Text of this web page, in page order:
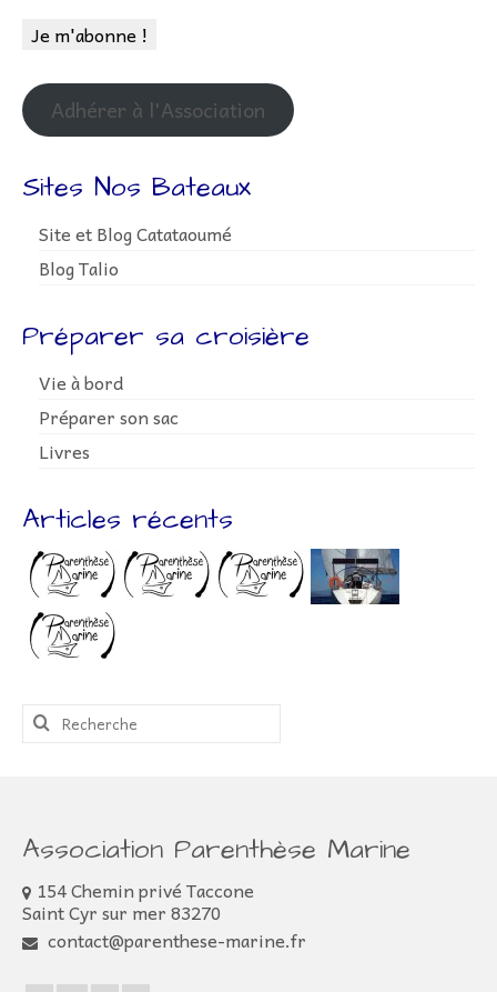
Adhérer à l'Association
Sites Nos Bateaux
Site et Blog Catataoumé
Blog Talio
Préparer sa croisière
Vie à bord
Préparer son sac
Livres
Articles récents
Rechercher
:
Association Parenthèse Marine
154 Chemin privé Taccone
Saint Cyr sur mer 83270
contact@parenthese-marine.fr